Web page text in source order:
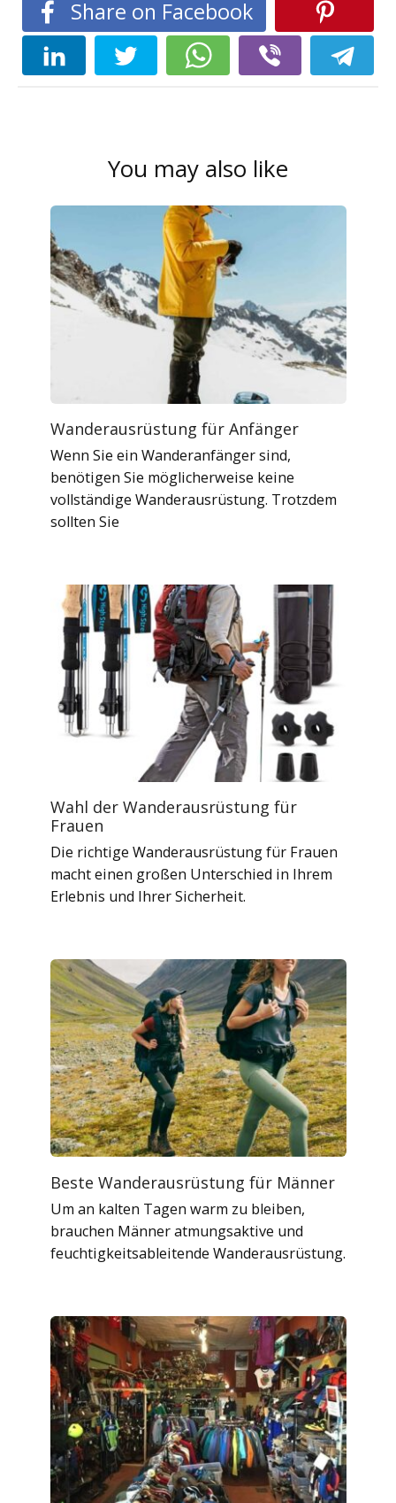
Share on Facebook
You may also like
Wanderausrüstung für Anfänger
Wenn Sie ein Wanderanfänger sind,
benötigen Sie möglicherweise keine
vollständige Wanderausrüstung. Trotzdem
sollten Sie
Wahl der Wanderausrüstung für
Frauen
Die richtige Wanderausrüstung für Frauen
macht einen großen Unterschied in Ihrem
Erlebnis und Ihrer Sicherheit.
Beste Wanderausrüstung für Männer
Um an kalten Tagen warm zu bleiben,
brauchen Männer atmungsaktive und
feuchtigkeitsableitende Wanderausrüstung.